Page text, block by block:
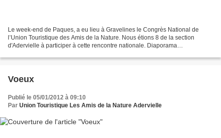
Le week-end de Paques, a eu lieu à Gravelines le Congrès National de
l’Union Touristique des Amis de la Nature. Nous étions 8 de la section
d'Adervielle à participer à cette rencontre nationale. Diaporama
Voeux
Publié le 05/01/2012 à 09:10
Par Union Touristique Les Amis de la Nature Adervielle